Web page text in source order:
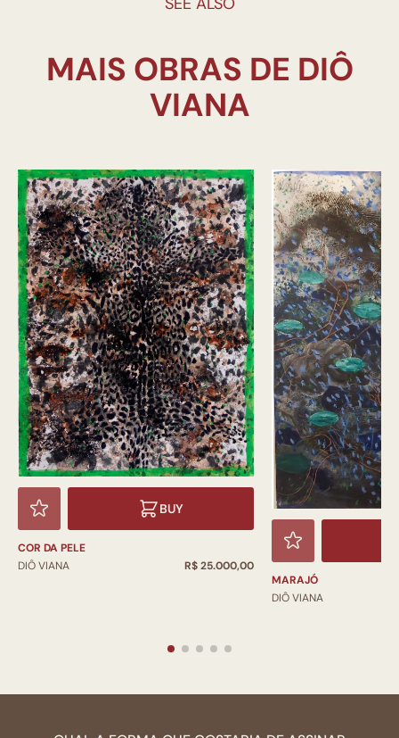
MAIS OBRAS DE DIÔ
BUY
COR DA PELE
DIÔ VIANA
R$ 25.000,00
MARAJÓ
DIÔ VIANA